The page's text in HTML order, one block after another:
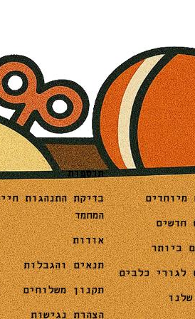
מיוחדים
חדשים
ביותר
לגורי כלבים
תוספות
בדיקת התנהגות
המחמד
אודות
תנאים והגבלות
תקנון משלוחים
הצהרת נגישות